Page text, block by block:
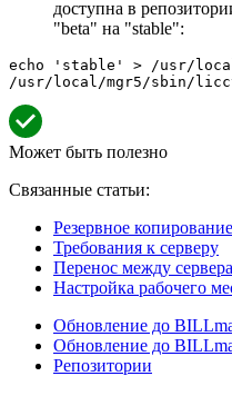
доступна в
"beta" на "stable":
echo 'stable' > /usr/
/usr/local/mgr5/sbin/
Может быть полезно
Связанные статьи:
Резервное копирование
Требования к серверу
Перенос между
Настройка рабочего
Обновление до
Обновление до
Репозитории